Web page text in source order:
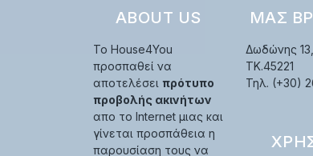
ABOUT US
Το House4You
προσπαθεί να
αποτελέσει πρότυπο
προβολής ακινήτων
απο το Internet μιας και
γίνεται προσπάθεια η
παρουσίαση τους να
ΜΑΣ
Δωδώνης 13,
TK.45221
Τηλ. (+30)